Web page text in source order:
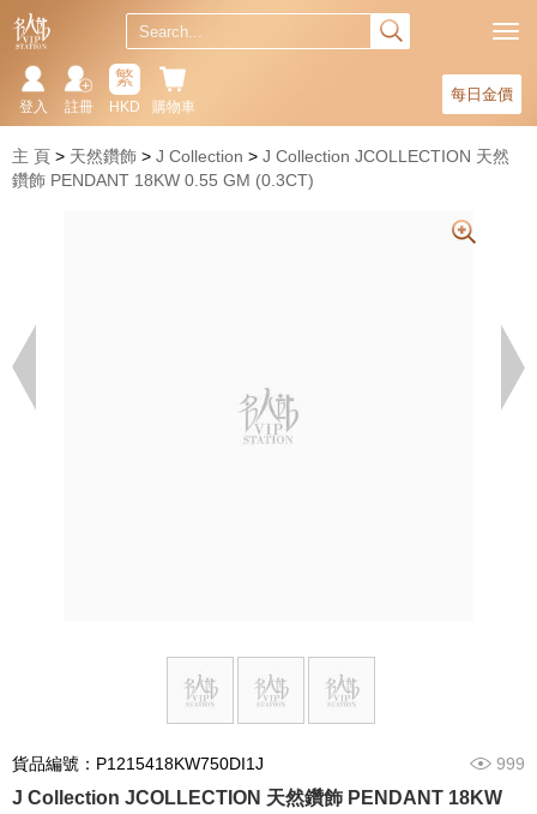
每日金價
購物車
繁
HKD
註冊
登入
主 頁 天然鑽飾 J Collection
J Collection JCOLLECTION 天然
鑽飾 PENDANT 18KW 0.55 GM (0.3CT)
貨品編號：P1215418KW750DI1J 999
J Collection JCOLLECTION 天然鑽飾 PENDANT 18KW